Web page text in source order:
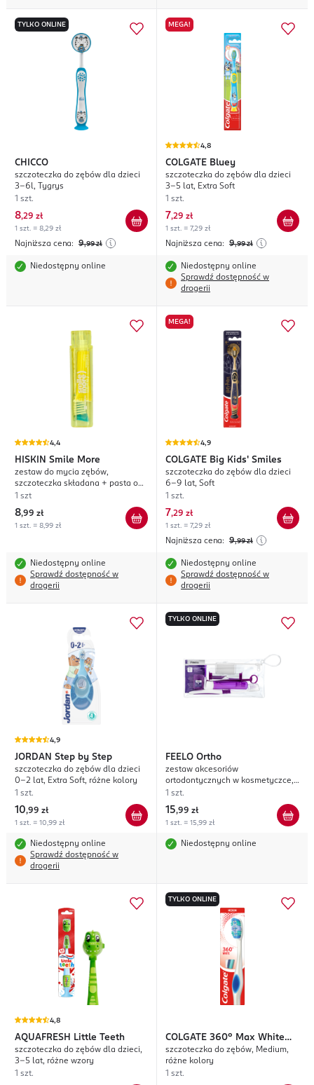
TYLKO ONLINE
CHICCO
szczoteczka do zębów dla dzieci
3-6l, Tygrys
1 szt.
8,29 zł
1 szt. = 8,29 zł
Najniższa cena: 9,99 zł
Niedostępny online
MEGA!
4,8
COLGATE Bluey
szczoteczka do zębów dla dzieci
3-5 lat, Extra Soft
1 szt.
7,29 zł
1 szt. = 7,29 zł
Najniższa cena: 9,99 zł
Niedostępny online
Sprawdź dostępność w
drogerii
4,4
HISKIN Smile More
zestaw do mycia zębów,
szczoteczka składana + pasta o
smaku mango
1 szt
8,99 zł
1 szt. = 8,99 zł
Niedostępny online
Sprawdź dostępność w
drogerii
MEGA!
4,9
COLGATE Big Kids' Smiles
szczoteczka do zębów dla dzieci
6-9 lat, Soft
1 szt.
7,29 zł
1 szt. = 7,29 zł
Najniższa cena: 9,99 zł
Niedostępny online
Sprawdź dostępność w
drogerii
4,9
JORDAN Step by Step
szczoteczka do zębów dla dzieci
0-2 lat, Extra Soft, różne kolory
1 szt.
10,99 zł
1 szt. = 10,99 zł
Niedostępny online
Sprawdź dostępność w
drogerii
TYLKO ONLINE
FEELO Ortho
zestaw akcesoriów
ortodontycznych w kosmetyczce,
Fioletowy
1 szt.
15,99 zł
1 szt. = 15,99 zł
Niedostępny online
4,8
AQUAFRESH Little Teeth
szczoteczka do zębów dla dzieci,
3-5 lat, różne wzory
1 szt.
TYLKO ONLINE
COLGATE 360° Max White
One
szczoteczka do zębów, Medium,
różne kolory
1 szt.